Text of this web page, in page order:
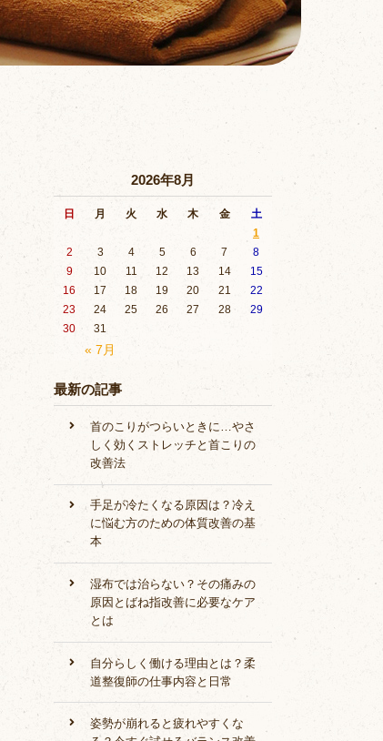
2026年8月
日 月 火 水 木 金 土
« 7月
1
2
3 4 5 6 7
8
9
10 11 12 13 14
15
16
17 18 19 20 21
22
23
24 25 26 27 28
29
30
31
最新の記事
首のこりがつらいときに…やさ
しく効くストレッチと首こりの
改善法
手足が冷たくなる原因は？冷え
に悩む方のための体質改善の基
本
湿布では治らない？その痛みの
原因とばね指改善に必要なケア
とは
自分らしく働ける理由とは？柔
道整復師の仕事内容と日常
姿勢が崩れると疲れやすくな